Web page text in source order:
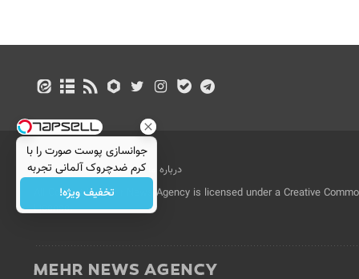
درباره ما تماس با ما
بازرگانی
All Content by Mehr News Agency is licensed under a Creative
License.
جوانسازی پوست صورت را با
کرم ضدچروک آلمانی تجربه
کنید!
تخفیف ویژه!